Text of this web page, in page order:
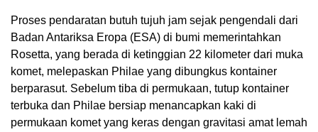
Proses pendaratan butuh tujuh jam sejak pengendali dari
Badan Antariksa Eropa (ESA) di bumi memerintahkan
Rosetta, yang berada di ketinggian 22 kilometer dari muka
komet, melepaskan Philae yang dibungkus kontainer
berparasut. Sebelum tiba di permukaan, tutup kontainer
terbuka dan Philae bersiap menancapkan kaki di
permukaan komet yang keras dengan gravitasi amat lemah